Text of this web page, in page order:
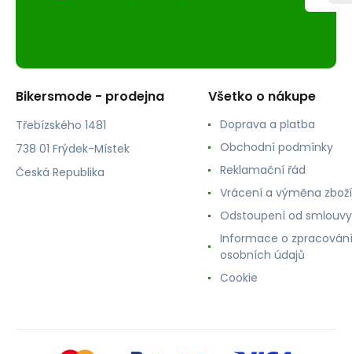
Bikersmode - prodejna
Třebízského 1481
738 01 Frýdek-Místek
Česká Republika
Všetko o nákupe
Doprava a platba
Obchodní podmínky
Reklamační řád
Vrácení a výměna zboží
Odstoupení od smlouvy
Informace o zpracování
osobních údajů
Cookie